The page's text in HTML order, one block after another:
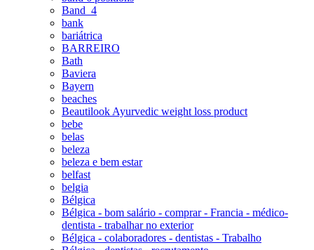
Band_4
bank
bariátrica
BARREIRO
Bath
Baviera
Bayern
beaches
Beautilook Ayurvedic weight loss product
bebe
belas
beleza
beleza e bem estar
belfast
belgia
Bélgica
Bélgica - bom salário - comprar - Francia - médico-
dentista - trabalhar no exterior
Bélgica - colaboradores - dentistas - Trabalho